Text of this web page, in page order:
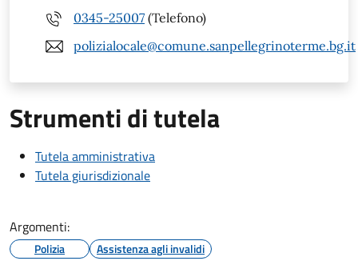
0345-25007 (Telefono)
polizialocale@comune.sanpellegrinoterme.bg.it
Strumenti di tutela
Tutela amministrativa
Tutela giurisdizionale
Argomenti:
Polizia Assistenza agli invalidi